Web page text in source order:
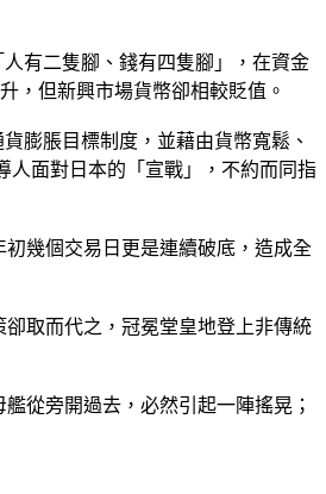
有二隻腳、錢有四隻腳」，在資金
，但新興市場貨幣卻相較貶值。
膨脹目標制度，並藉由貨幣寬鬆、
人面對日本的「宣戰」，不約而同指
幾個交易日更是連續破底，造成全
取而代之，冠冕堂皇地登上非傳統
從旁開過去，必然引起一陣搖晃；